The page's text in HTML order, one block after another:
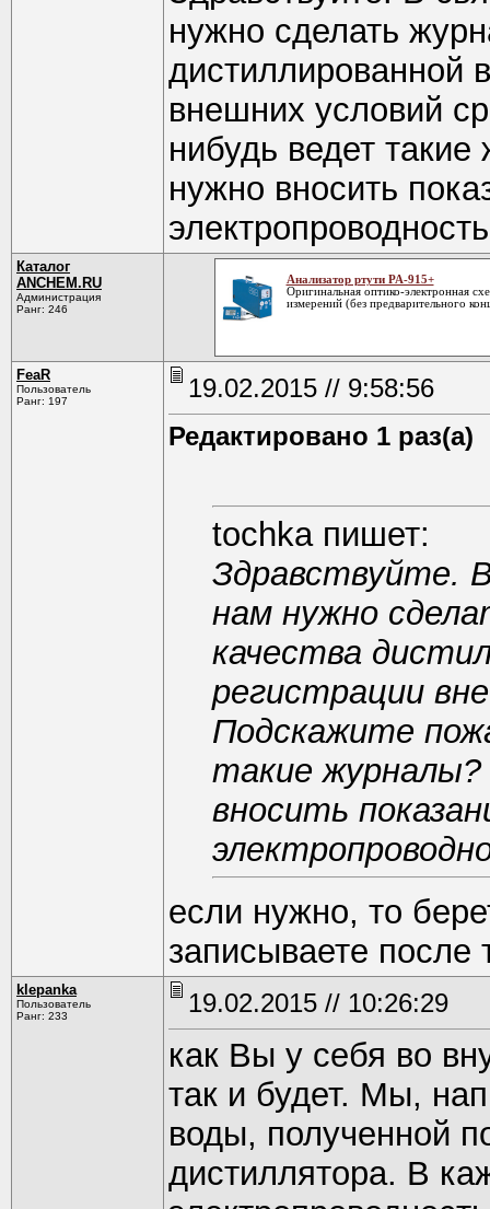
нужно сделать
дистиллированной
внешних условий
нибудь ведет
нужно вносить
Каталог
ANCHEM.RU
Администрация
Ранг: 246
Анализатор ртути РА-915+
Оригинальная оптико-электронная
измерений (без предварительного
FeaR
Пользователь
Ранг: 197
19.02.2015 // 9:58:56
Редактировано 1 раз(а)
tochka пишет:
Здравствуйте.
нам нужно
качества
регистрации
Подскажите
такие журналы?
вносить
если нужно, то
записываете после
klepanka
Пользователь
Ранг: 233
19.02.2015 // 10:26:29
как Вы у себя во
так и будет. Мы,
воды, полученной
дистиллятора. В